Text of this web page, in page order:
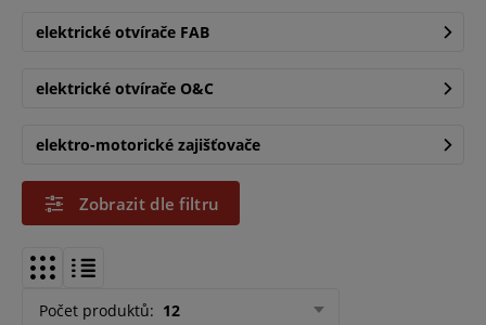
elektrické otvírače FAB
elektrické otvírače O&C
elektro-motorické zajišťovače
Zobrazit dle filtru
Počet produktů: 12